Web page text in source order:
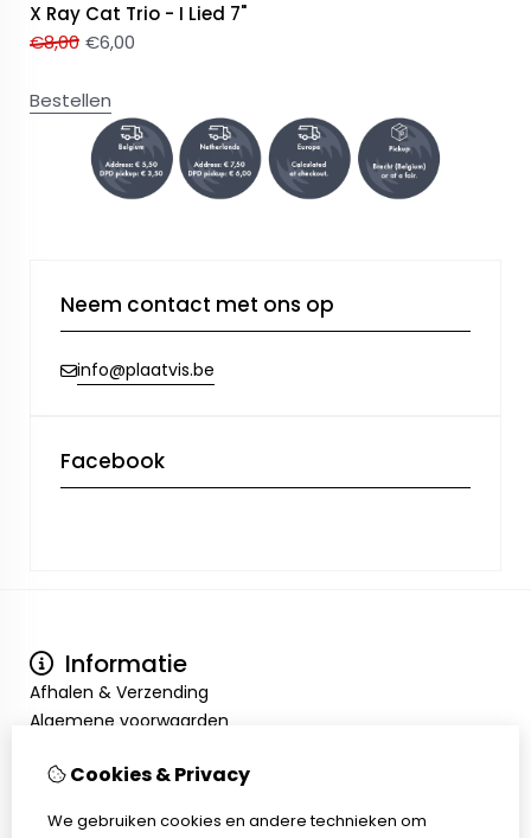
X Ray Cat Trio - I Lied 7"
€8,00 €6,00
Bestellen
Neem contact met ons op
info@plaatvis.be
Facebook
Informatie
Afhalen & Verzending
Algemene voorwaarden
Mijn account
Cookies & Privacy
We gebruiken cookies en andere technieken om